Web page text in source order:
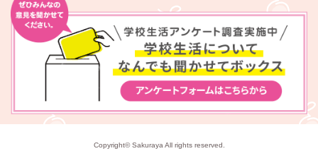
Copyright© Sakuraya All rights reserved.